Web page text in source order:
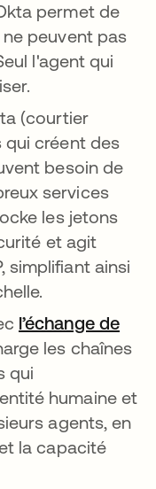
un nouvel
permet de
peuvent pas
l'agent qui
(courtier
qui créent des
besoin de
services
dans un
les jetons
et agit
simplifiant ainsi
l’échange de
les chaînes
qui
humaine et
agents, en
la capacité